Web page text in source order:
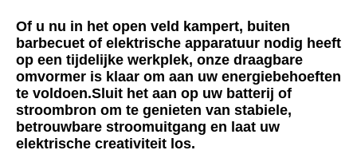
Of u nu in het open veld kampert, buiten
barbecuet of elektrische apparatuur nodig heeft
op een tijdelijke werkplek, onze draagbare
omvormer is klaar om aan uw energiebehoeften
te voldoen.Sluit het aan op uw batterij of
stroombron om te genieten van stabiele,
betrouwbare stroomuitgang en laat uw
elektrische creativiteit los.